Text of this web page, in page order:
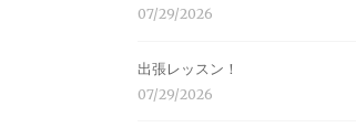
07/29/2026
出張レッスン！
07/29/2026